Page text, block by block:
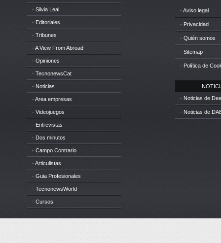
· Silvia Leal
· Editoriales
· Tribunes
· A View From Abroad
· Opiniones
· TecnonewsCat
· Noticias
· Area empresas
· Videojuegos
· Entrevistas
· Dos minutos
· Campo Contrario
· Articulistas
· Guia Profesionales
· TecnonewsWorld
· Cursos
· Aviso legal
· Privacidad
· Quién somos
· Sitemap
· Política de
· Noticias de
· Noticias de